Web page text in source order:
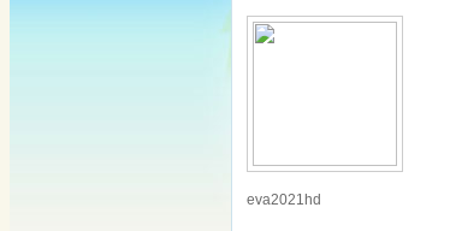
eva2021hd